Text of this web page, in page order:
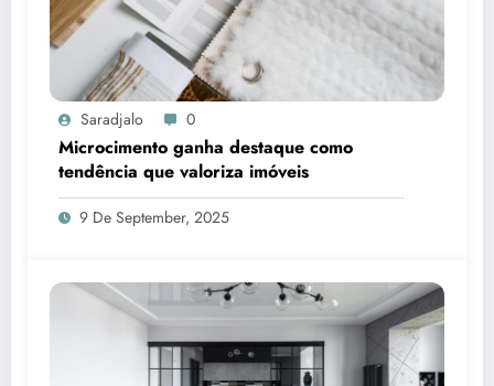
Saradjalo 0
Microcimento ganha destaque como
tendência que valoriza imóveis
9 De September, 2025